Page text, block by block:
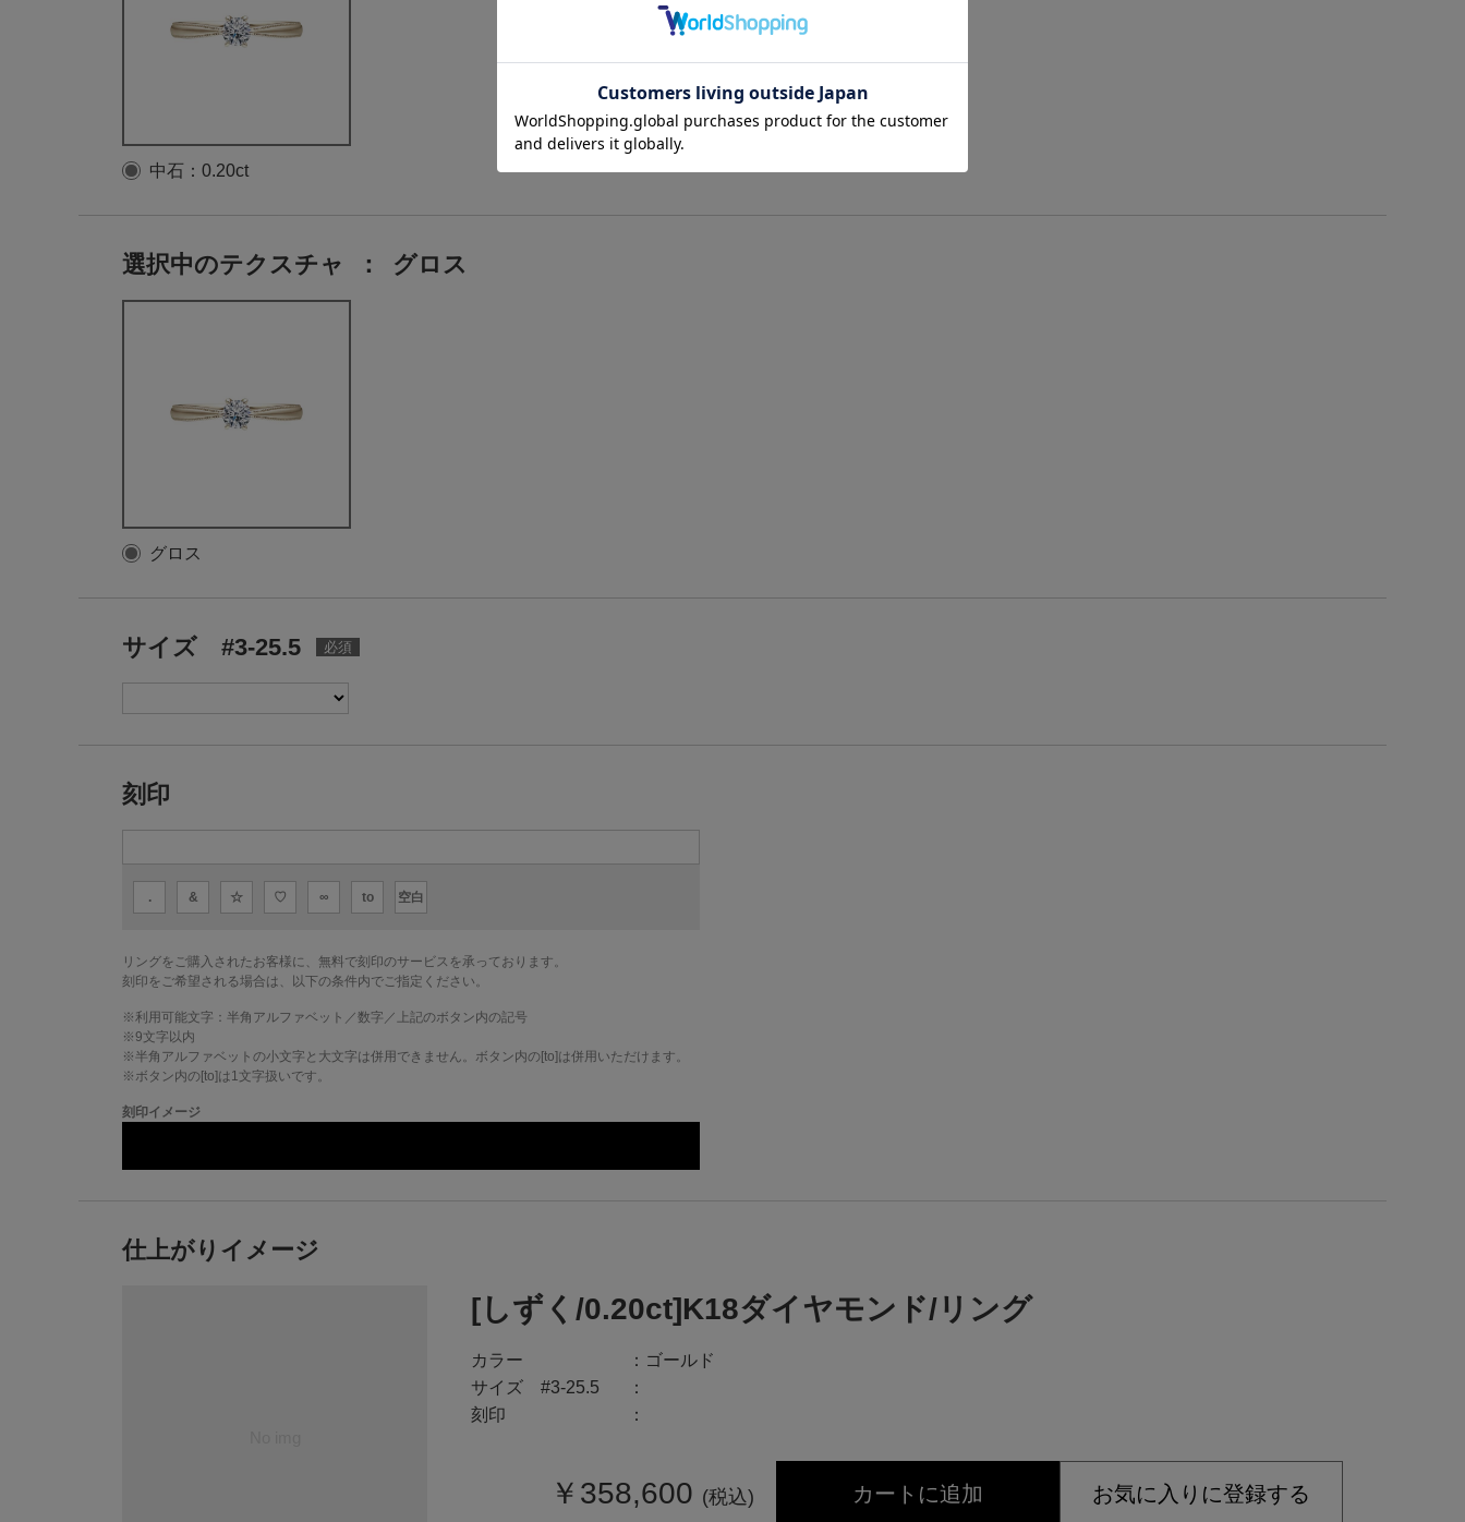
中石：0.20ct
選択中のテクスチャ ： グロス
グロス
サイズ #3-25.5
刻印
. & ☆ ♡ ∞ to 空白
リングをご購入されたお客様に、無料で刻印のサービスを承っております。
刻印をご希望される場合は、以下の条件内でご指定ください。
※利用可能文字： 半角アルファベット／数字／上記のボタン内の記号
※9文字以内
※半角アルファベットの小文字と大文字は併用できません。ボタン内の[to]は併用いただけます。
※ボタン内の[to]は1文字扱いです。
刻印イメージ
仕上がりイメージ
[しずく/0.20ct]K18ダイヤモンド/リング
カラー
ゴールド
サイズ #3-25.5
刻印
￥ 358,600 (税込) カートに追加 お気に入りに登録する